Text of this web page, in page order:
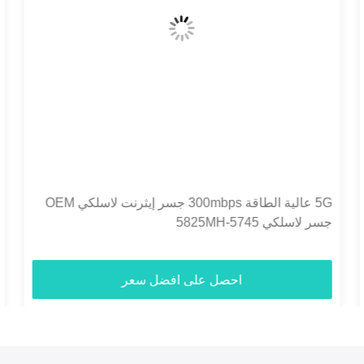
3KM نقطة إلى نقطة إيثرنت جسر لاسلكي / راوتر / مكرر
/ نقطة الوصول POE
احصل على افضل سعر